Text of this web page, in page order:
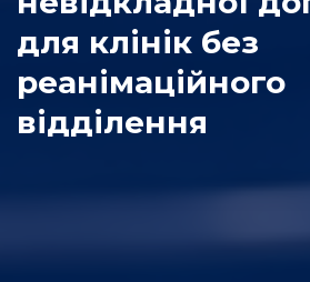
для клінік без
реанімаційного
відділення